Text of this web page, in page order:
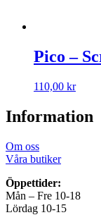
Pico –
110,00 kr
Information
Om oss
Våra butiker
Öppettider:
Mån – Fre 10-18
Lördag 10-15